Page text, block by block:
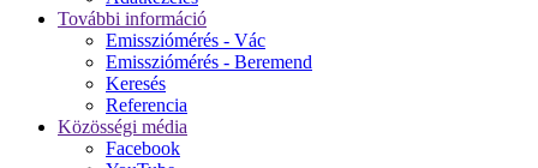
További információ
Emissziómérés - Vác
Emissziómérés - Beremend
Keresés
Referencia
Közösségi média
Facebook